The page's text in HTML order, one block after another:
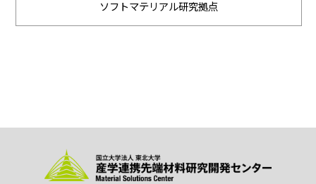
ソフトマテリアル研究拠点